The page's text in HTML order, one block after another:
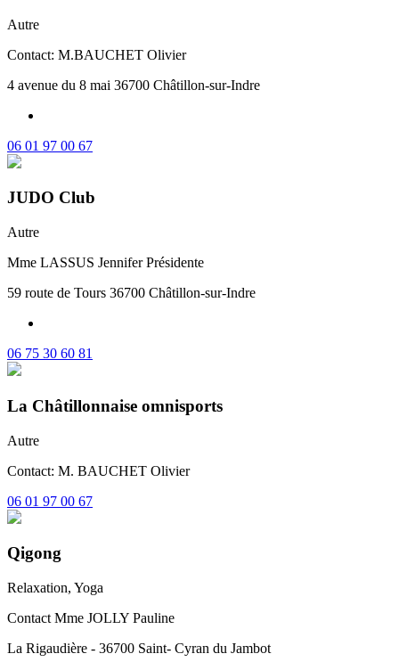
Autre
Contact: M.BAUCHET Olivier
4 avenue du 8 mai 36700 Châtillon-sur-Indre
06 01 97 00 67
JUDO Club
Autre
Mme LASSUS Jennifer Présidente
59 route de Tours 36700 Châtillon-sur-Indre
06 75 30 60 81
La Châtillonnaise omnisports
Autre
Contact: M. BAUCHET Olivier
06 01 97 00 67
Qigong
Relaxation, Yoga
Contact Mme JOLLY Pauline
La Rigaudière - 36700 Saint- Cyran du Jambot